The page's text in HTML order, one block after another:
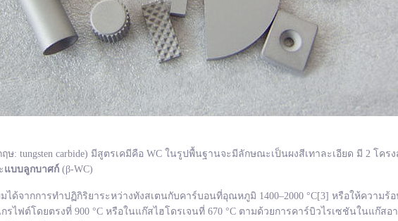
tungsten carbide) มีสูตรเคมีคือ WC ในรูปพื้นฐานจะมีลักษณะเป็นผงสีเทาละเอียด มี 2 โครง
แบบลูกบาศก์ (β-WC)
จากการทำปฏิกิริยาระหว่างทังสเตนกับคาร์บอนที่อุณหภูมิ 1400–2000 °C[3] หรือให้ความร้
รไฟต์โดยตรงที่ 900 °C หรือในแก๊สไฮโดรเจนที่ 670 °C ตามด้วยการคาร์บิวไรเซชันในแก๊สอ